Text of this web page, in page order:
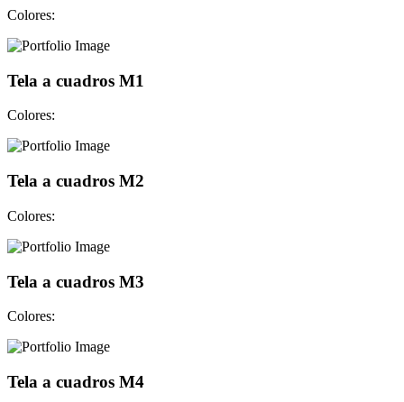
Colores:
Tela a cuadros M1
Colores:
Tela a cuadros M2
Colores:
Tela a cuadros M3
Colores:
Tela a cuadros M4